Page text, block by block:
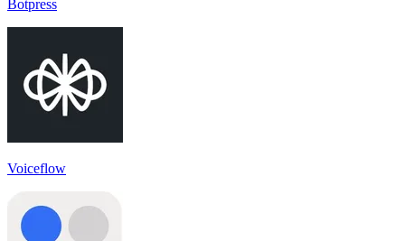
Botpress
Voiceflow